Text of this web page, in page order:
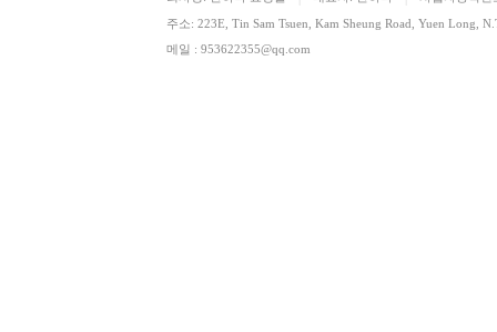
주소: 223E, Tin Sam Tsuen, Kam Sheung Road, Yuen Long,
메일 : 953622355@qq.com